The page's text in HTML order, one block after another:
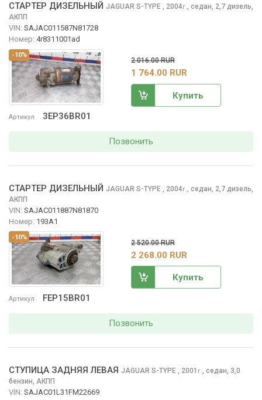
-10%
Артикул 3EP36BR01
СТАРТЕР ДИЗЕЛЬНЫЙ JAGUAR S-TYPE , 2004г., седан, 2,7 дизель,
АКПП
VIN: SAJAC011587N81728
Номер: 4r8311001ad
2 016.00 RUR
1 764.00 RUR
Купить
Позвонить
-10%
Артикул FEP15BR01
СТАРТЕР ДИЗЕЛЬНЫЙ JAGUAR S-TYPE , 2004г.
седан, 2,7 дизель,
АКПП
VIN: SAJAC011887N81870
Номер: 193A1
2 520.00 RUR
2 268.00 RUR
Купить
Позвонить
СТУПИЦА ЗАДНЯЯ ЛЕВАЯ JAGUAR S-TYPE , 2001 г.
седан, 3,0
бензин, АКПП
VIN: SAJAC01L31FM22669